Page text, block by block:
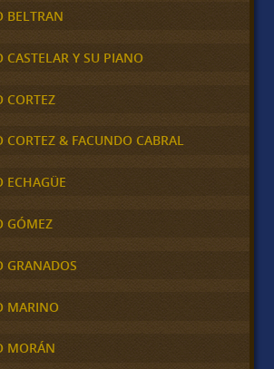
BELTRAN
CASTELAR Y SU PIANO
CORTEZ
CORTEZ & FACUNDO CABRAL
ECHAGÜE
GÓMEZ
GRANADOS
MARINO
MORÁN